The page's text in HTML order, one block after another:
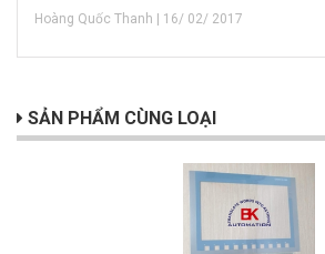
Hoàng Quốc Thanh | 16/ 02/ 2017
SẢN PHẨM CÙNG LOẠI